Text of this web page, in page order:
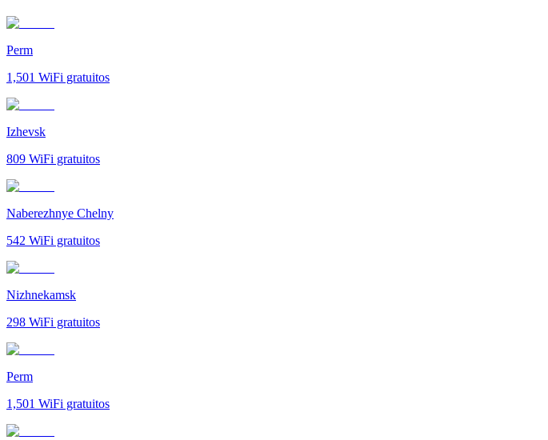
Perm
1,501 WiFi gratuitos
Izhevsk
809 WiFi gratuitos
Naberezhnye Chelny
542 WiFi gratuitos
Nizhnekamsk
298 WiFi gratuitos
Perm
1,501 WiFi gratuitos